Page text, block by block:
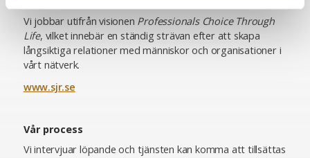
Vi jobbar utifrån visionen Professionals Choice Through
Life, vilket innebär en ständig strävan efter att skapa
långsiktiga relationer med människor och organisationer i
vårt nätverk.
www.sjr.se
Vår process
Vi intervjuar löpande och tjänsten kan komma att tillsättas